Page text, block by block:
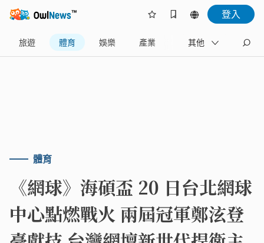
登入
旅遊 體育 娛樂 產業 藝文
其他
體育
《網球》海碩盃 20 日台北網球
中心點燃戰火 兩屆冠軍鄭泫登